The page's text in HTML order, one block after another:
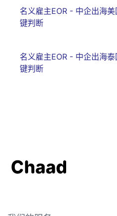
名义雇主EOR - 中企出海
键判断
名义雇主EOR - 中企出海
键判断